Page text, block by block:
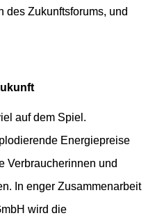
des Zukunftsforums, und
auf dem Spiel.
Energiepreise
Verbraucherinnen und
In enger Zusammenarbeit
wird die